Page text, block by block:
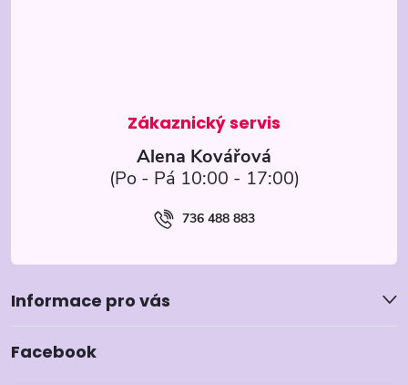
Alena Kovářová
736 488 883
Informace pro vás
Facebook